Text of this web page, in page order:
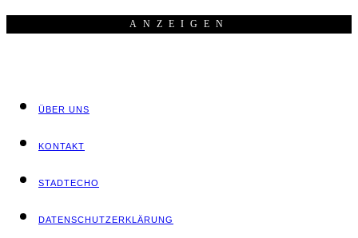
ANZEI­GEN
ÜBER UNS
KON­TAKT
STADT­ECHO
DATEN­SCHUTZ­ER­KLÄ­RUNG